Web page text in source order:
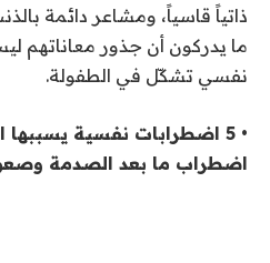
ذاتياً قاسياً، ومشاعر دائمة
ما يدركون أن جذور معاناتهم
نفسي تشكّل في الطفولة.
• 5 اضطرابات نفسية يسببها
اضطراب ما بعد الصدمة